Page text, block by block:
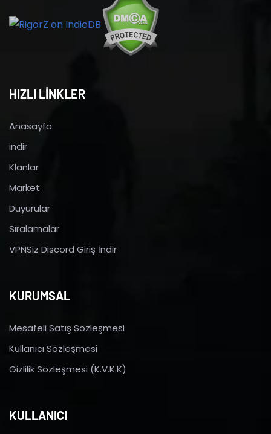
HIZLI LİNKLER
Anasayfa
indir
Klanlar
Market
Duyurular
Sıralamalar
VPNSiz Discord Giriş İndir
KURUMSAL
Mesafeli Satış Sözleşmesi
Kullanıcı Sözleşmesi
Gizlilik Sözleşmesi (K.V.K.K)
KULLANICI